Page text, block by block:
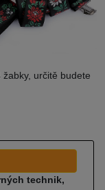
určitě budete
technik,